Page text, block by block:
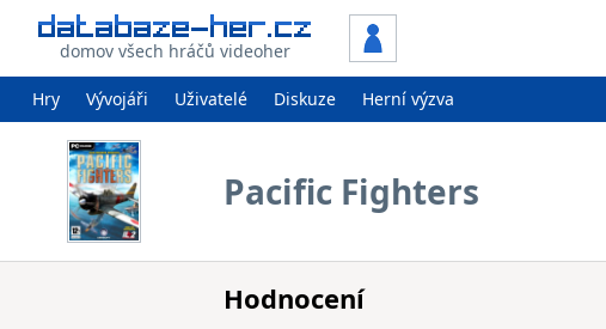
domov všech hráčů videoher
Hry Vývojáři Uživatelé Diskuze Herní výzva
Pacific Fighters
Hodnocení